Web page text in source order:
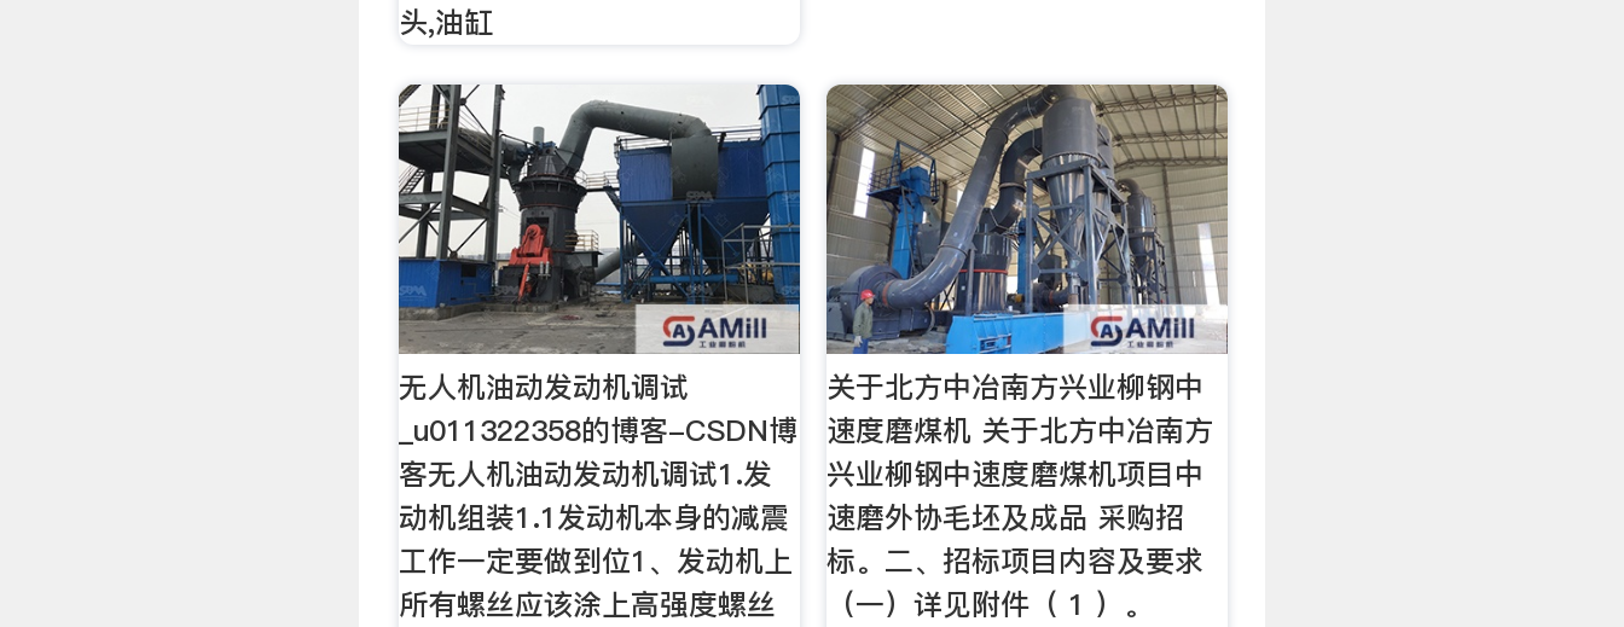
头,油缸
无人机油动发动机调试
_u011322358的博客-CSDN博
客无人机油动发动机调试1.发
动机组装1.1发动机本身的减震
工作一定要做到位1、发动机上
所有螺丝应该涂上高强度螺丝
关于北方中冶南方兴业柳钢中
速度磨煤机 关于北方中冶南方
兴业柳钢中速度磨煤机项目中
速磨外协毛坯及成品 采购招
标。二、招标项目内容及要求
（一）详见附件（ 1 ）。